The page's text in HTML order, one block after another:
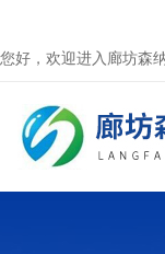
您好，欢迎进入廊坊森